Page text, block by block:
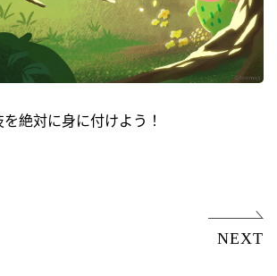
絶対に身に付けよう！